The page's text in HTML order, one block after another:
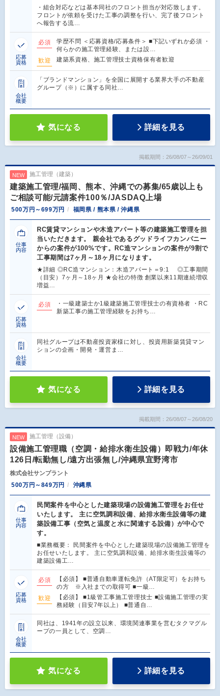
・組合対応などは基本同社のフロント担当が対応致します。
フロントが依頼を受けた工事の調整を行い、完了後フロント
へ報告する流…
応募
資格
必須
学歴不問 ＜応募資格/応募条件＞ ■下記いずれか必須 ・
何らかの施工管理経験、または設…
歓迎
建築系資格、施工管理技士資格保有者歓迎
会社
概要
「ブランドマンション」を全国に展開する業界大手の不動産
グループ（※）に属する同社…
気になる 詳細を見る
掲載期間：26/08/07～26/09/01
NEW 施工管理（建築）
建築施工管理/福岡、熊本、沖縄での募集/65歳以上も
ご相談可能/元請案件100％/JASDAQ上場
500万円～699万円 福岡県 / 熊本県 / 沖縄県
仕事
内容
RC賃貸マンションや木造アパート等の建築施工管理を担
当いただきます。 親会社であるグッドライフカンパニー
からの案件が100%です。RC造マンションの案件が9割で
工事期間は7ヶ月～18ヶ月になります。
★詳細 ◎RC造マンション：木造アパート＝9:1 ◎工事期間
（目安）7ヶ月～18ヶ月 ★会社の特徴 創業以来11期連続増収
増益…
応募
資格
必須
・一級建築士か1級建築施工管理技士の有資格者 ・RC
新築工事の施工管理経験をお持ち…
会社
概要
同社グループは不動産投資家様に対し、投資用新築賃貸マン
ションの企画・開発・運営ま…
気になる 詳細を見る
掲載期間：26/08/07～26/08/20
NEW 施工管理（設備）
設備施工管理職（空調・給排水衛生設備）即戦力/年休
126日/転勤無し/遠方出張無し/沖縄県宜野湾市
株式会社サンプラント
500万円～849万円
沖縄県
仕事
内容
民間案件を中心とした建築現場の設備施工管理をお任せ
いたします。 主に空気調和設備、給排水衛生設備等の建
築設備工事（空気と温度と水に関連する設備）が中心で
す。
■業務概要： 民間案件を中心とした建築現場の設備施工管理を
お任せいたします。 主に空気調和設備、給排水衛生設備等の
建築設備工…
応募
資格
必須
【必須】 ■普通自動車運転免許（AT限定可）をお持ち
の方 ※入社までの取得可 ■一級…
歓迎
【必須】 ■1級管工事施工管理技士 ■設備施工管理の実
務経験（目安7年以上） ■普通自…
会社
概要
同社は、1941年の設立以来、環境関連事業を営むタクマグル
ープの一員として、空調…
気になる 詳細を見る